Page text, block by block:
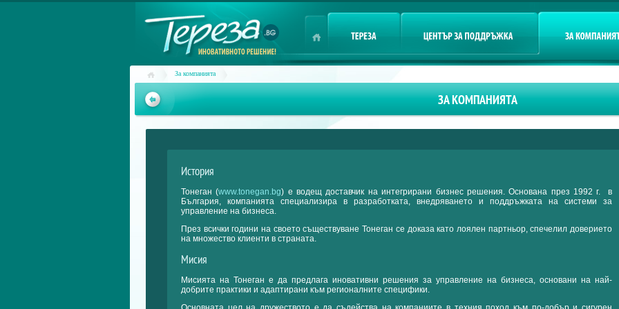
Потребител
Потребител
За компанията
ЗА КОМПАНИЯТА
История
Тонеган (www.tonegan.bg) е водещ доставчик на интегрирани бизнес решения. Основана през 1992 г. в
България, компанията специализира в разработката, внедряването и поддръжката на системи за
управление на бизнеса.
През всички години на своето съществуване Тонеган се доказа като лоялен партньор, спечелил доверието
на множество клиенти в страната.
Мисия
Мисията на Тонеган е да предлага иновативни решения за управление на бизнеса, основани на най-
добрите практики и адаптирани към регионалните специфики.